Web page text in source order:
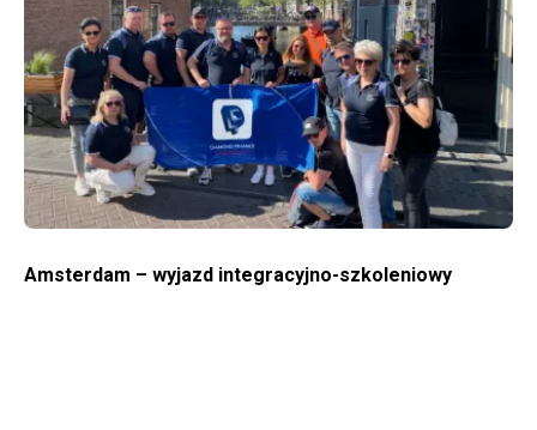
Amsterdam – wyjazd integracyjno-szkoleniowy